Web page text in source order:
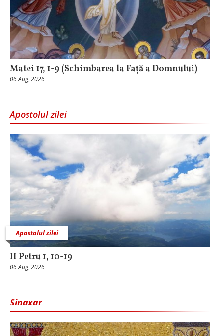
Matei 17, 1-9 (Schimbarea la Față a Domnului)
06 Aug, 2026
Apostolul zilei
Apostolul zilei
II Petru 1, 10-19
06 Aug, 2026
Sinaxar